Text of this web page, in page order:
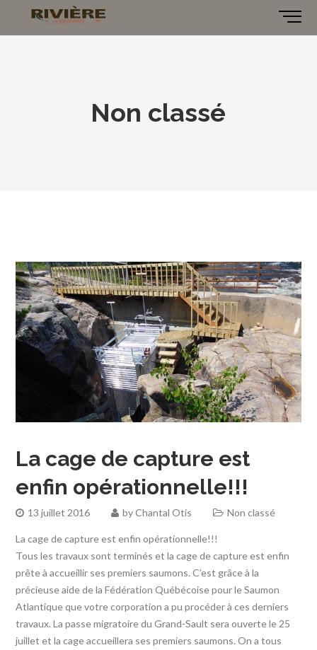
Non classé
La cage de capture est
enfin opérationnelle!!!
13 juillet 2016 byChantal Otis Non classé
La cage de capture est enfin opérationnelle!!!
Tous les travaux sont terminés et la cage de capture est enfin
prête à accueillir ses premiers saumons. C’est grâce à la
précieuse aide de la Fédération Québécoise pour le Saumon
Atlantique que votre corporation a pu procéder à ces derniers
travaux. La passe migratoire du Grand-Sault sera ouverte le 25
juillet et la cage accueillera ses premiers saumons. On a tous